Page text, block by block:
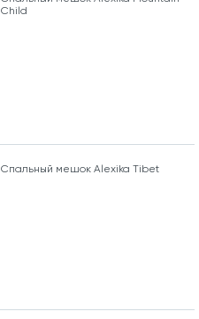
Child
Спальный мешок Alexika Tibet